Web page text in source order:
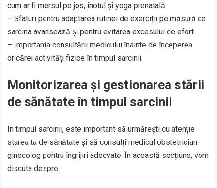
cum ar fi mersul pe jos, înotul și yoga prenatală.
– Sfaturi pentru adaptarea rutinei de exerciții pe măsură ce
sarcina avansează și pentru evitarea excesului de efort.
– Importanța consultării medicului înainte de începerea
oricărei activități fizice în timpul sarcinii.
Monitorizarea și gestionarea stării
de sănătate în timpul sarcinii
În timpul sarcinii, este important să urmărești cu atenție
starea ta de sănătate și să consulți medicul obstetrician-
ginecolog pentru îngrijiri adecvate. În această secțiune, vom
discuta despre: